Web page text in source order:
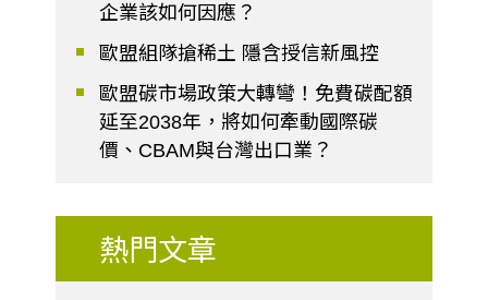
企業該如何因應？
歐盟組隊搶稀土 隱含授信新風控
歐盟碳市場政策大轉彎！免費碳配額
延至2038年，將如何牽動國際碳
價、CBAM與台灣出口業？
熱門文章